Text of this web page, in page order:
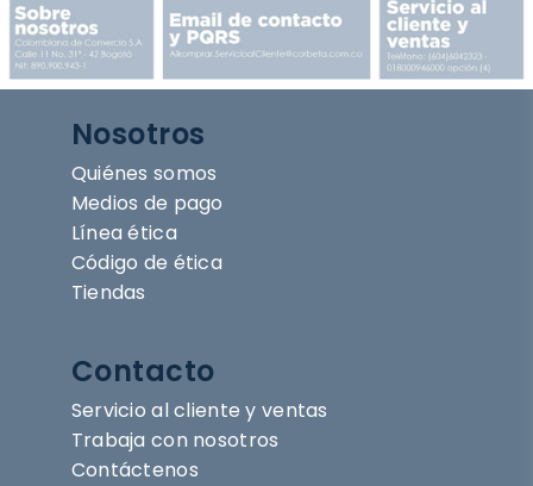
Nosotros
Quiénes somos
Medios de pago
Línea ética
Código de ética
Tiendas
Contacto
Servicio al cliente y ventas
Trabaja con nosotros
Contáctenos